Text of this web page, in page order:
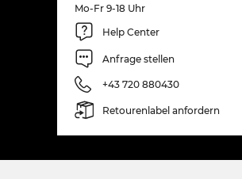
Mo-Fr 9-18 Uhr
Help Center
Anfrage stellen
+43 720 880430
Retourenlabel anfordern